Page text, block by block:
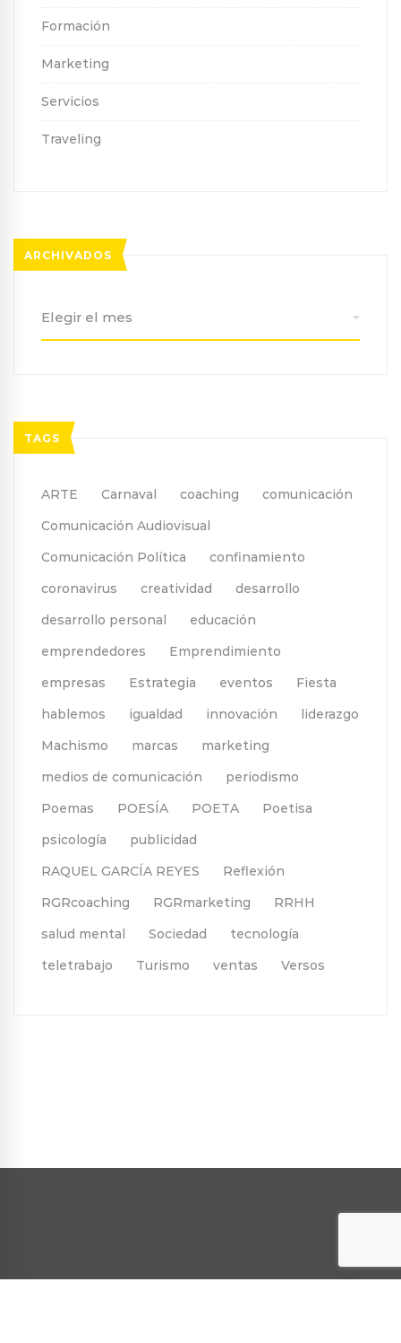
Formación
Marketing
Servicios
Traveling
ARCHIVADOS
TAGS
ARTE Carnaval coaching
comunicación
Comunicación Audiovisual
Comunicación Política
confinamiento
coronavirus
creatividad
desarrollo
desarrollo personal
educación
emprendedores
Emprendimiento
empresas
Estrategia eventos
Fiesta
hablemos
igualdad innovación
liderazgo
Machismo
marcas
marketing
medios de comunicación
periodismo
Poemas
POESÍA POETA
Poetisa
psicología
publicidad
RAQUEL GARCÍA REYES
Reflexión
RGRcoaching
RGRmarketing
RRHH
salud mental
Sociedad
tecnología
teletrabajo
Turismo ventas Versos